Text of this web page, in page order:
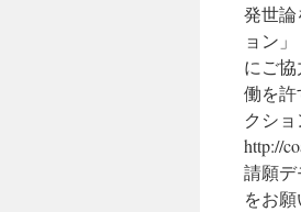
発世
ョン
にご
働を許
クシ
http://
請願
をお